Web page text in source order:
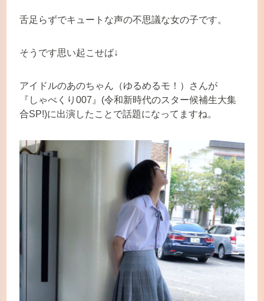
舌足らずでキュートな声の不思議な女の子です。
そうです思い起こせば↓
アイドルのあのちゃん（ゆるめるモ！）さんが
『しゃべくり007』(令和新時代のスター候補生大集
合SP!)に出演したことで話題になってますね。